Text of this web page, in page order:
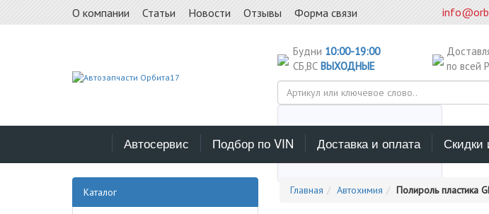
О компании Статьи Новости Отзывы Форма связи
Будни 10:00-19:00
СБ,ВС ВЫХОДНЫЕ
по всей
Выберите каталог поиска
Автосервис Подбор по VIN Доставка и оплата Скидки
Каталог Главная Автохимия Полироль пластика